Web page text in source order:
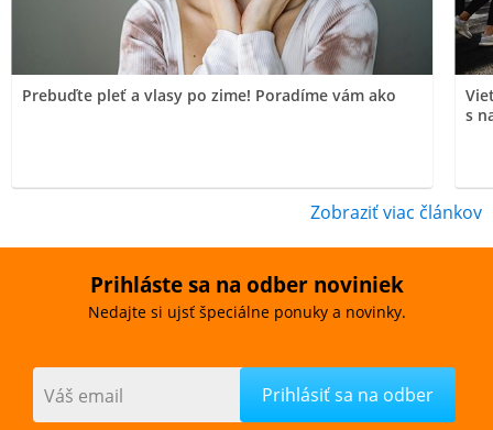
Prebuďte pleť a vlasy po zime! Poradíme vám ako
s
Zobraziť viac článkov
Prihláste sa na odber noviniek
Nedajte si ujsť špeciálne ponuky a novinky.
Váš email